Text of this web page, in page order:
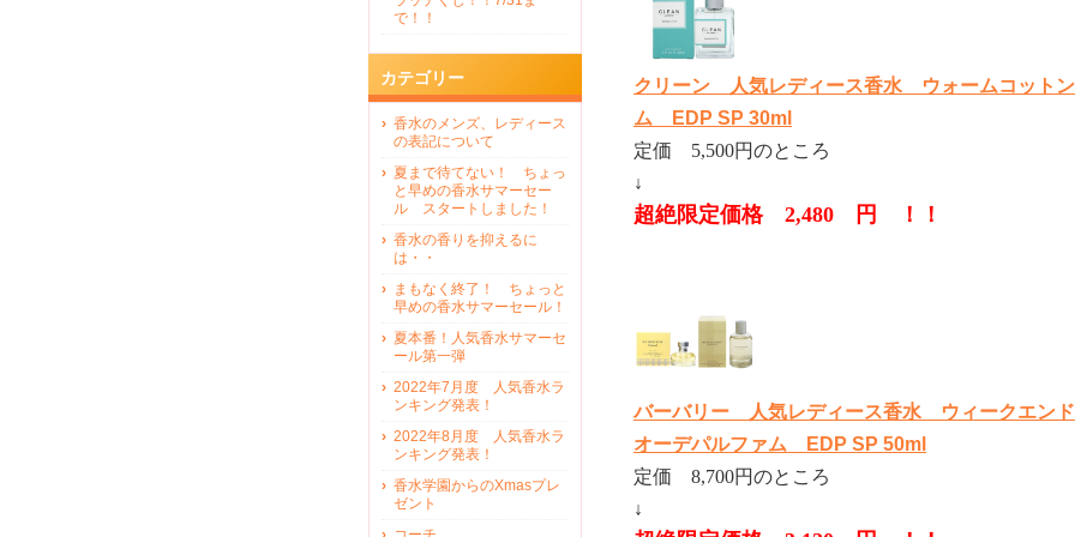
クリーン 人気レディース香水 ウォームコット
ム EDP SP 30ml
定価 5,500円のところ
↓
超絶限定価格 2,480 円 ！！
バーバリー 人気レディース香水 ウィークエン
オーデパルファム EDP SP 50ml
定価 8,700円のところ
↓
で！！
カテゴリー
香水のメンズ、レディース
の表記について
夏まで待てない！ ちょっ
と早めの香水サマーセー
ル スタートしました！
香水の香りを抑えるに
は・・
まもなく終了！ ちょっと
早めの香水サマーセール！
夏本番！人気香水サマーセ
ール第一弾
2022年7月度 人気香水ラ
ンキング発表！
2022年8月度 人気香水ラ
ンキング発表！
香水学園からのXmasプレ
ゼント